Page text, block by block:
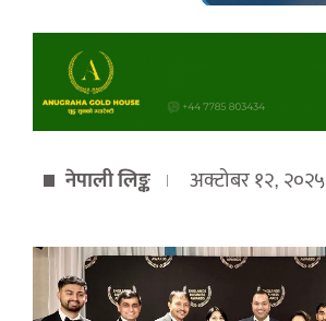
नेपाली लिङ्क अक्टोबर १२, २०२५